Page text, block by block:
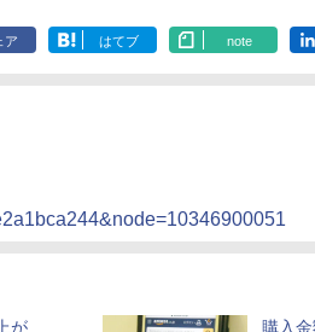
ア はてブ note
が
購入